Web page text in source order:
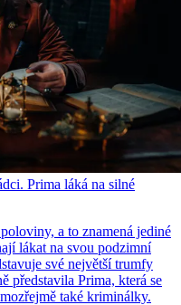
Prima láká na silné
a to znamená jediné
lákat na svou podzimní
své největší trumfy
představila Prima, která se
také kriminálky.